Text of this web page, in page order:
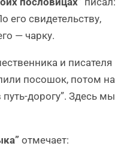
его свидетельству,
— чарку.
и писателя
посошок, потом на
дорогу”. Здесь мы
отмечает: